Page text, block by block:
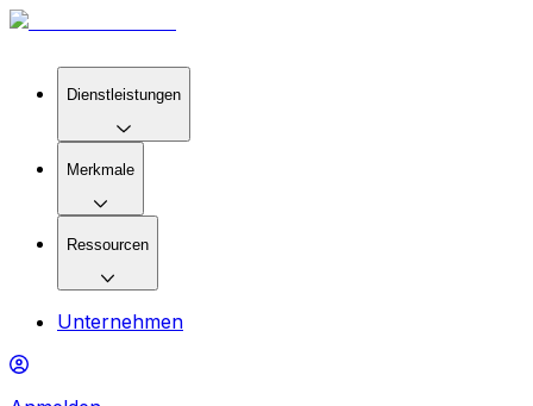
Dienstleistungen
Merkmale
Ressourcen
Unternehmen